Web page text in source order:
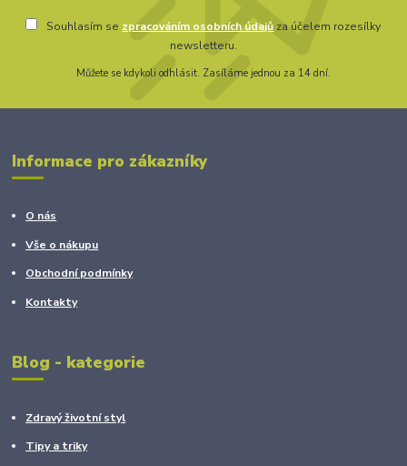
Souhlasím se zpracováním osobních údajů za účelem rozesílky
newsletteru.
Můžete se kdykoli odhlásit. Zasíláme jednou za 14 dní.
Informace pro zákazníky
O nás
Vše o nákupu
Obchodní podmínky
Kontakty
Blog - kategorie
Zdravý životní styl
Tipy a triky